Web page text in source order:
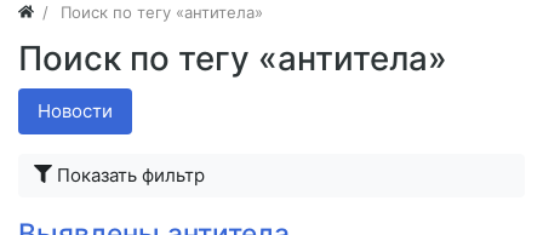
Поиск по тегу «антитела»
Поиск по тегу «антитела»
Новости
Показать фильтр